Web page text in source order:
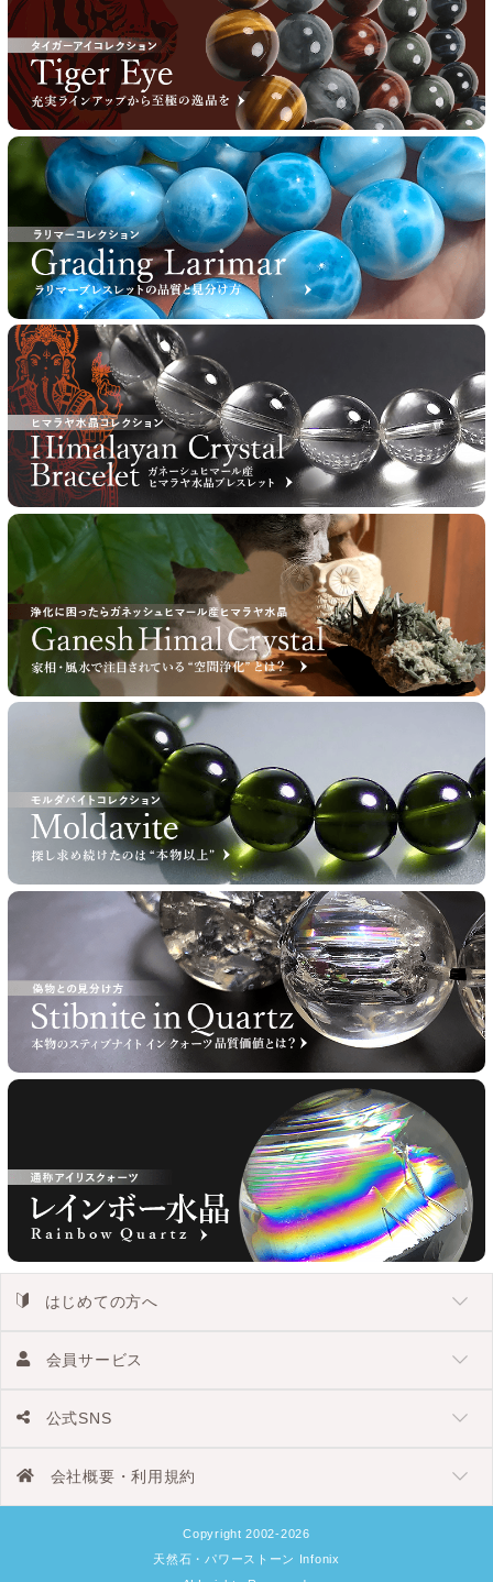
はじめての方へ
会員サービス
公式SNS
会社概要・利用規約
Copyright 2002-2026
天然石・パワーストーン Infonix